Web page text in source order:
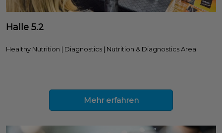
Halle 5.2
Healthy Nutrition | Diagnostics | Nutrition & Diagnostics Area
Mehr erfahren